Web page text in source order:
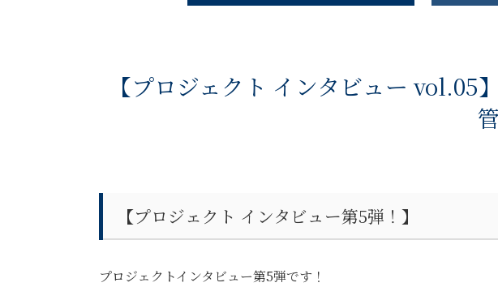
【プロジェクト インタビュー vol.05
【プロジェクト インタビュー第5弾！】
プロジェクトインタビュー第5弾です！